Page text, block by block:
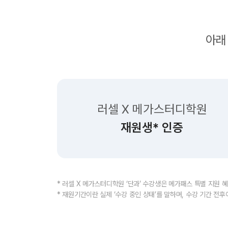
아
러셀 X 메가스터디학원
재원생* 인증
* 러셀 X 메가스터디학원 ‘단과’ 수강생은 메가패스 특별 지원
* 재원기간이란 실제 ‘수강 중인 상태’를 말하며, 수강 기간 전